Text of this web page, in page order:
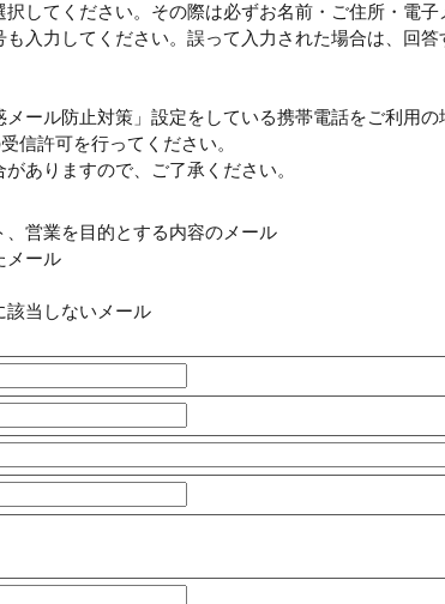
してください。その際は必ずお名前・ご住所・電子
入力してください。誤って入力された場合は、回
ール防止対策」設定をしている携帯電話をご利用
信許可を行ってください。
ありますので、ご了承ください。
営業を目的とする内容のメール
メール
該当しないメール